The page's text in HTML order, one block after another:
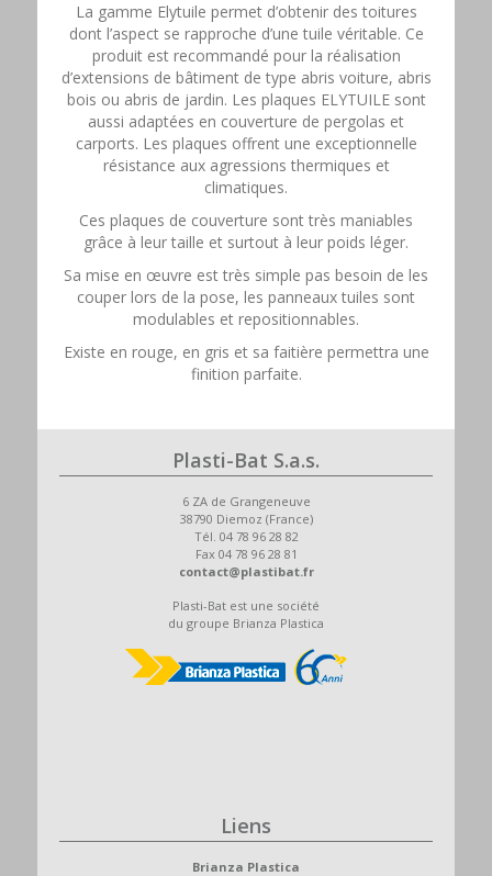
La gamme Elytuile permet d’obtenir des toitures
dont l’aspect se rapproche d’une tuile véritable. Ce
produit est recommandé pour la réalisation
d’extensions de bâtiment de type abris voiture, abris
bois ou abris de jardin. Les plaques ELYTUILE sont
aussi adaptées en couverture de pergolas et
carports. Les plaques offrent une exceptionnelle
résistance aux agressions thermiques et
climatiques.
Ces plaques de couverture sont très maniables
grâce à leur taille et surtout à leur poids léger.
Sa mise en œuvre est très simple pas besoin de les
couper lors de la pose, les panneaux tuiles sont
modulables et repositionnables.
Existe en rouge, en gris et sa faitière permettra une
finition parfaite.
Plasti-Bat S.a.s.
6 ZA de Grangeneuve
38790 Diemoz (France)
Tél. 04 78 96 28 82
Fax 04 78 96 28 81
contact@plastibat.fr
Plasti-Bat est une société
du groupe Brianza Plastica
Liens
Brianza Plastica